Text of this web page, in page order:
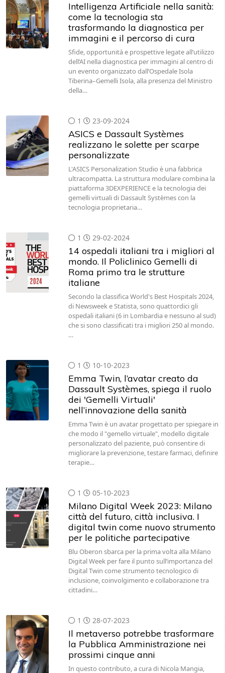
Intelligenza Artificiale nella sanità:
come la tecnologia sta
trasformando la diagnostica per
immagini e il percorso di cura
Sfide, opportunità e prospettive legate all’utilizzo
dell’AI nella diagnostica per immagini al centro di
un evento organizzato dall’Ospedale Isola
Tiberina–Gemelli Isola, alla presenza del Ministro
della…
1 23-09-2024
ASICS e Dassault Systèmes
realizzano le solette per scarpe
personalizzate
L'ASICS Personalization Studio è una fabbrica
ultracompatta. La struttura modulare combina la
piattaforma 3DEXPERIENCE e la tecnologia dei
gemelli virtuali di Dassault Systèmes con la
tecnologia proprietaria…
1 29-02-2024
14 ospedali italiani tra i migliori al
mondo. Il Policlinico Gemelli di
Roma primo tra le strutture
italiane
Secondo la classifica World's Best Hospitals 2024,
di Newsweek e Statista, sono quattordici gli
ospedali italiani (6 in Lombardia e nessuno al sud)
che si sono classificati tra i migliori 250 al mondo.
…
1 10-10-2023
Emma Twin, l’avatar creato da
Dassault Systèmes, spiega il ruolo
dei 'Gemelli Virtuali'
nell’innovazione della sanità
Emma Twin è un avatar progettato per spiegare in
che modo il "gemello virtuale", modello digitale
personalizzato del paziente, può consentire di
migliorare la prevenzione, testare farmaci, definire
terapie…
1 05-10-2023
Milano Digital Week 2023: Milano
città del futuro, città inclusiva. I
digital twin come nuovo strumento
per le politiche partecipative
Blu Oberon sbarca per la prima volta alla Milano
Digital Week per fare il punto sull’importanza del
Digital Twin come strumento tecnologico di
inclusione, coinvolgimento e collaborazione tra
cittadini…
1 28-07-2023
Il metaverso potrebbe trasformare
la Pubblica Amministrazione nei
prossimi cinque anni
In questo contributo, a cura di Nicola Mangia,